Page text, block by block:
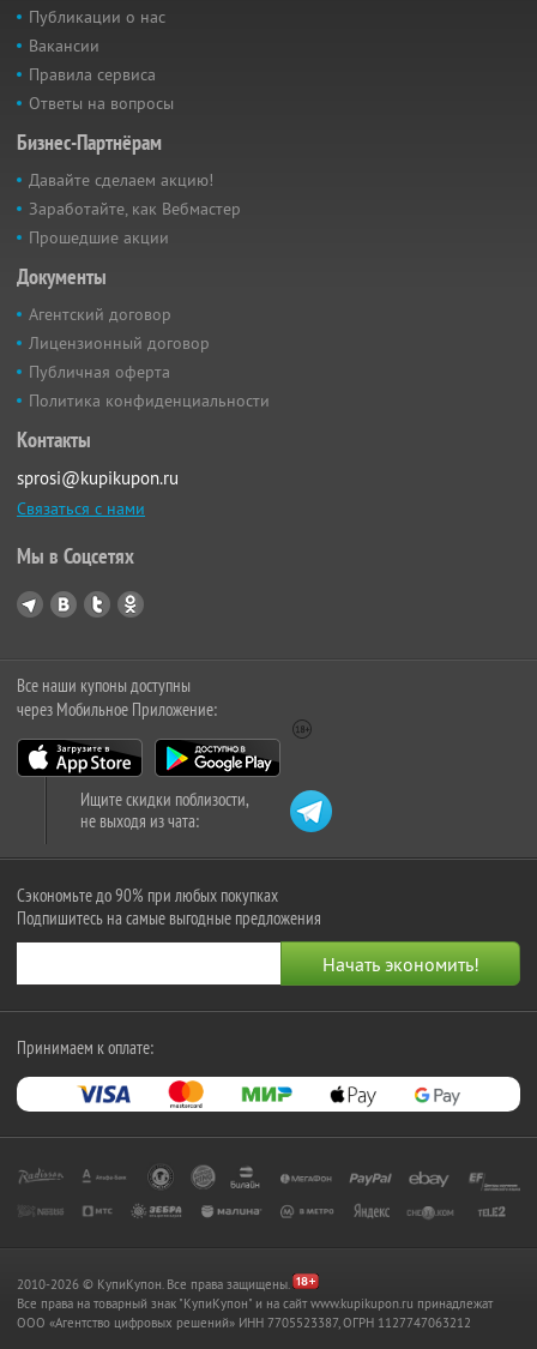
Публикации о нас
Вакансии
Правила сервиса
Ответы на вопросы
Бизнес-Партнёрам
Давайте сделаем акцию!
Заработайте, как Вебмастер
Прошедшие акции
Документы
Агентский договор
Лицензионный договор
Публичная оферта
Политика конфиденциальности
Контакты
sprosi@kupikupon.ru
Связаться с нами
Мы в Соцсетях
Все наши купоны доступны
через Мобильное Приложение:
Ищите скидки поблизости,
не выходя из чата:
Сэкономьте до 90% при любых покупках
Подпишитесь на самые выгодные предложения
Принимаем к оплате:
2010-2026 © КупиКупон. Все права защищены.
Все права на товарный знак "КупиКупон" и на сайт www.kupikupon.ru принадлежат
OOO «Агентство цифровых решений» ИНН 7705523387, ОГРН 1127747063212